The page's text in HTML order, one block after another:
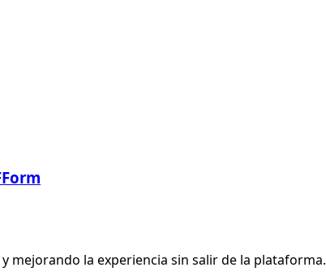
mejorando la experiencia sin salir de la plataforma.